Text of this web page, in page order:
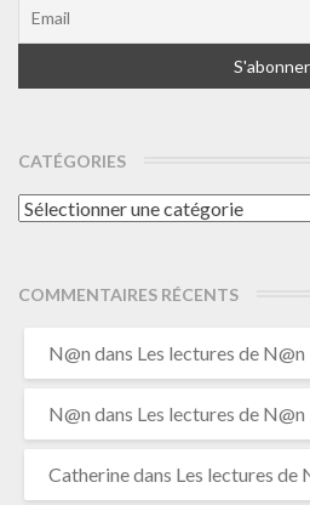
CATÉGORIES
Catégories
COMMENTAIRES RÉCENTS
N@n dans Les lectures de N@n
N@n dans Les lectures de N@n
Catherinedans Les lectures de